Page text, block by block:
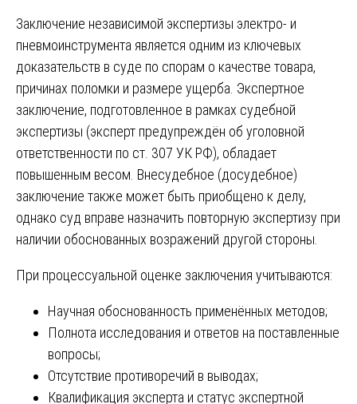
Заключение независимой экспертизы электро- и
пневмоинструмента является одним из ключевых
доказательств в суде по спорам о качестве товара,
причинах поломки и размере ущерба. Экспертное
заключение, подготовленное в рамках судебной
экспертизы (эксперт предупреждён об уголовной
ответственности по ст. 307 УК РФ), обладает
повышенным весом. Внесудебное (досудебное)
заключение также может быть приобщено к делу,
однако суд вправе назначить повторную экспертизу при
наличии обоснованных возражений другой стороны.
При процессуальной оценке заключения учитываются:
Научная обоснованность применённых методов;
Полнота исследования и ответов на поставленные
вопросы;
Отсутствие противоречий в выводах;
Квалификация эксперта и статус экспертной